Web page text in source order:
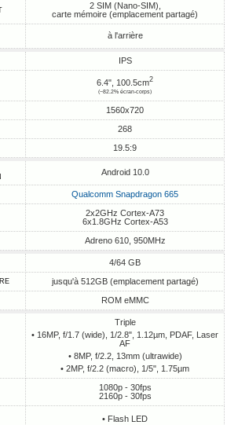
2 SIM (Nano-SIM),
carte mémoire (emplacement partagé)
à l'arrière
IPS
6.4", 100.5cm2
(~82.2% écran-corps)
1560x720
268
19.5:9
Android 10.0
Qualcomm Snapdragon 665
2x2GHz Cortex-A73
6x1.8GHz Cortex-A53
Adreno 610, 950MHz
4/64 GB
jusqu'à 512GB (emplacement partagé)
ROM eMMC
Triple
• 16MP, f/1.7 (wide), 1/2.8", 1.12µm, PDAF, Laser
AF
• 8MP, f/2.2, 13mm (ultrawide)
• 2MP, f/2.2 (macro), 1/5", 1.75µm
1080p - 30fps
2160p - 30fps
• Flash LED